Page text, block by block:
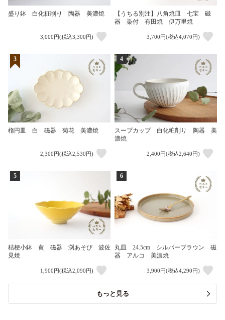
盛り鉢 白化粧削り 陶器 美濃焼
3,000円(税込3,300円)
【うちる別注】八角焼皿 七宝 磁
器 染付 有田焼 伊万里焼
3,700円(税込4,070円)
3
楕円皿 白 磁器 菊花 美濃焼
2,300円(税込2,530円)
4
スープカップ 白化粧削り 陶器 美
濃焼
2,400円(税込2,640円)
5
桔梗小鉢 黄 磁器 渕あそび 波佐
見焼
1,900円(税込2,090円)
6
丸皿 24.5cm シルバーブラウン 磁
器 アルコ 美濃焼
3,900円(税込4,290円)
もっと見る